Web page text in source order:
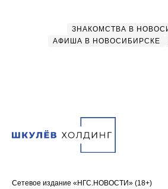
ЗНАКОМСТВА В
АФИША В НОВОСИБИРСКЕ
Сетевое издание «НГС.НОВОСТИ» (18+)